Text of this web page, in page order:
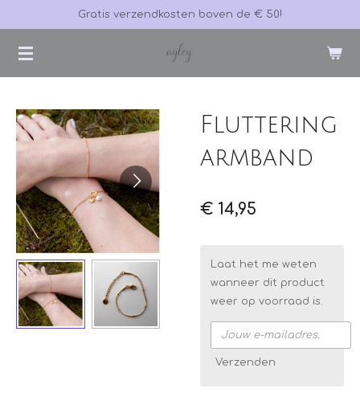
naar
Gratis verzendkosten boven de € 50!
Fluttering
armband
€ 14,95
Laat het me weten
wanneer dit product
weer op voorraad is.
Verzenden